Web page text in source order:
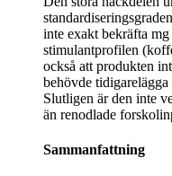
inte exakt bekräfta
stimulantprofilen
också att produkten
behövde
Slutligen är den inte
än renodlade
Sammanfattning